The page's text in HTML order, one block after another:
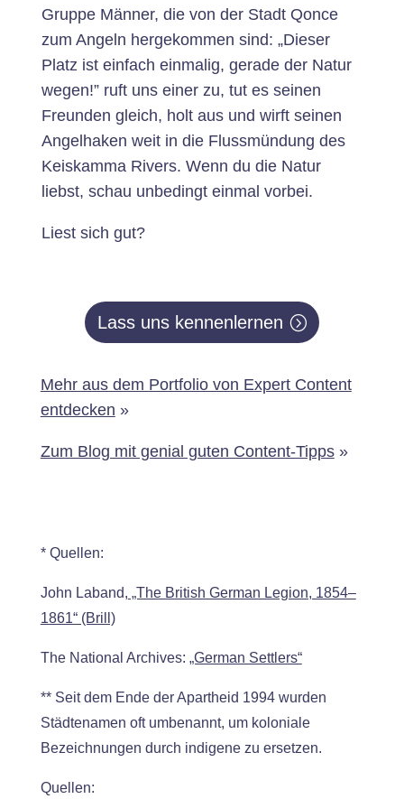
Gruppe Männer, die von der Stadt Qonce
zum Angeln hergekommen sind: „Dieser
Platz ist einfach einmalig, gerade der Natur
wegen!” ruft uns einer zu, tut es seinen
Freunden gleich, holt aus und wirft seinen
Angelhaken weit in die Flussmündung des
Keiskamma Rivers. Wenn du die Natur
liebst, schau unbedingt einmal vorbei.
Liest sich gut?
Lass uns kennenlernen
Mehr aus dem Portfolio von Expert Content
entdecken »
Zum Blog mit genial guten Content-Tipps»
* Quellen:
John Laband, „The British German Legion, 1854–
1861“ (Brill)
The National Archives: „German Settlers“
** Seit dem Ende der Apartheid 1994 wurden
Städtenamen oft umbenannt, um koloniale
Bezeichnungen durch indigene zu ersetzen.
Quellen: